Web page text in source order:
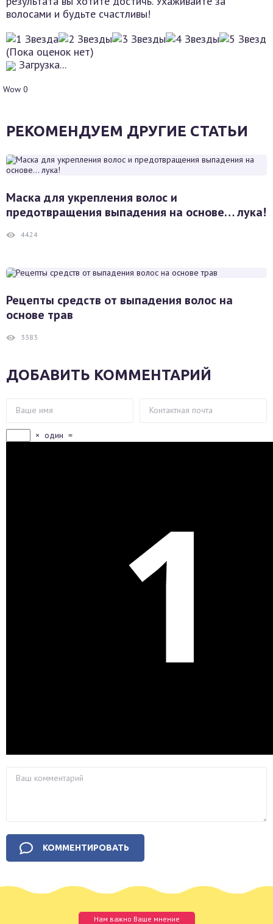
волосами и будьте счастливы!
(Пока оценок нет)
Загрузка...
Wow 0
РЕКОМЕНДУЕМ ДРУГИЕ СТАТЬИ
Маска для укрепления волос и
предотвращения выпадения на основе… лука!
4424
Рецепты средств от выпадения волос на
основе трав
3383
ДОБАВИТЬ КОММЕНТАРИЙ
× один =
Нам важно Ваше мнение